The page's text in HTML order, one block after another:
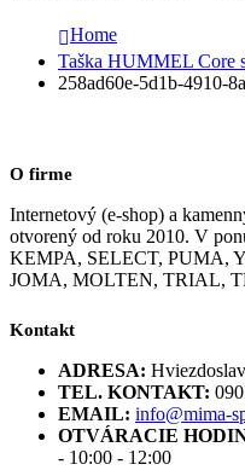
Home
Taška HUMMEL Core
258ad60e-5d1b-4910-
O firme
Internetový (e-shop) a
otvorený od roku 2010. V
KEMPA, SELECT, PUMA,
JOMA, MOLTEN, TRIAL,
Kontakt
ADRESA:
TEL. KONTAKT:
EMAIL: info@mima-
OTVÁRACIE
- 10:00 - 12:00